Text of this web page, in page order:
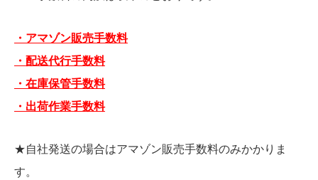
・アマゾン販売手数料
・配送代行手数料
・在庫保管手数料
・出荷作業手数料
★自社発送の場合はアマゾン販売手数料のみかかりま
す。